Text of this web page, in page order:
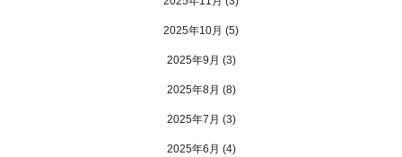
2025年10月 (5)
2025年9月 (3)
2025年8月 (8)
2025年7月 (3)
2025年6月 (4)